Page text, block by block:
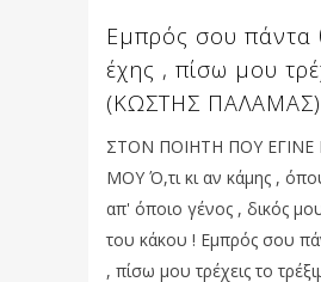
Εμπρός σου πάντα
έχης , πίσω μου
(ΚΩΣΤΗΣ ΠΑΛΑΜΑΣ)
ΣΤΟΝ ΠΟΙΗΤΗ ΠΟΥ ΕΓΙΝΕ
ΜΟΥ Ό,τι κι αν κάμης ,
απ' όποιο γένος , δικός
του κάκου ! Εμπρός σου
, πίσω μου τρέχεις το